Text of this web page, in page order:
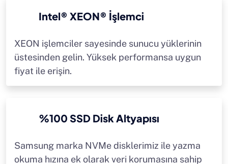
Intel® XEON® İşlemci
XEON işlemciler sayesinde sunucu yüklerinin
üstesinden gelin. Yüksek performansa uygun
fiyat ile erişin.
%100 SSD Disk Altyapısı
Samsung marka NVMe disklerimiz ile yazma
okuma hızına ek olarak veri korumasına sahip